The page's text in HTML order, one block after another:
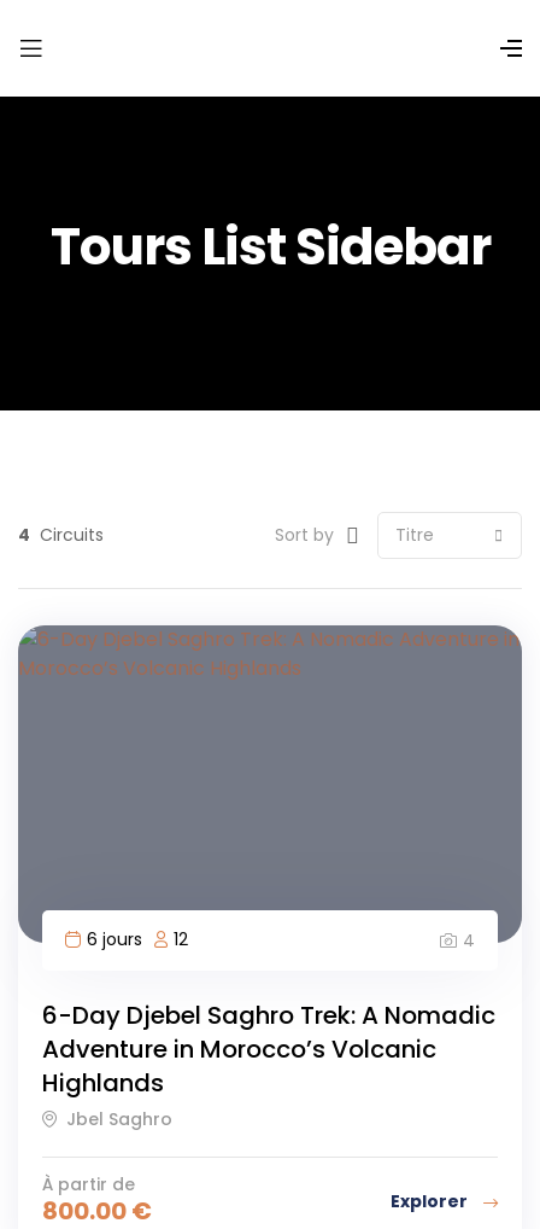
Tours List Sidebar
4 Circuits Sort by
6 jours 12 4
6-Day Djebel Saghro Trek: A Nomadic
Adventure in Morocco’s Volcanic
Highlands
Jbel Saghro
À partir de
800.00€ Explorer